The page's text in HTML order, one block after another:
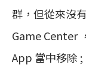
群，但從來沒
Game Center
App 當中移除